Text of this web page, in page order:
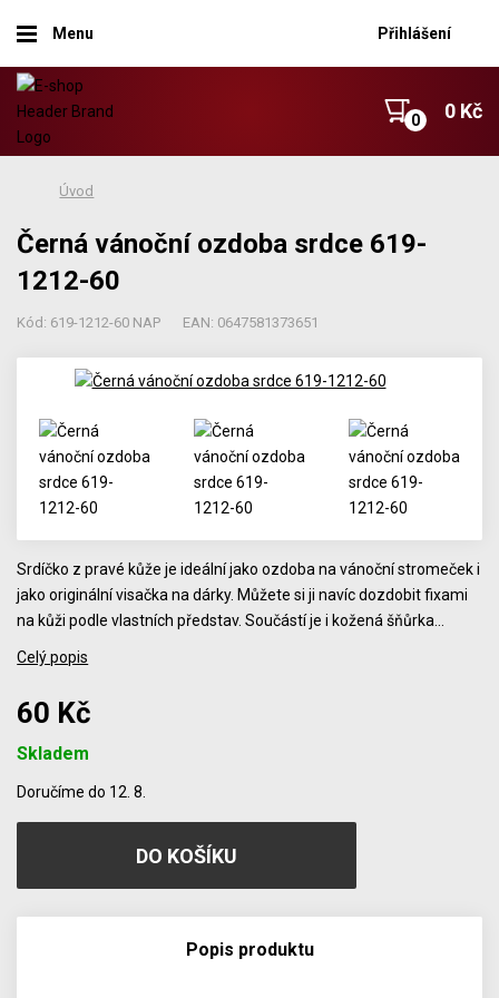
Menu Přihlášení
0 Kč
Úvod
Černá vánoční ozdoba srdce 619-
1212-60
Kód: 619-1212-60 NAP EAN: 0647581373651
Srdíčko z pravé kůže je ideální jako ozdoba na vánoční stromeček i
jako originální visačka na dárky. Můžete si ji navíc dozdobit fixami
na kůži podle vlastních představ. Součástí je i kožená šňůrka…
Celý popis
60 Kč
Skladem
Doručíme do 12. 8.
Popis produktu